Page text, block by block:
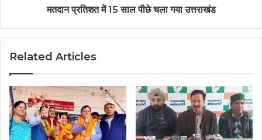
मतदान प्रतिशत में 15 साल पीछे चला गया उत्तराखंड
Related Articles